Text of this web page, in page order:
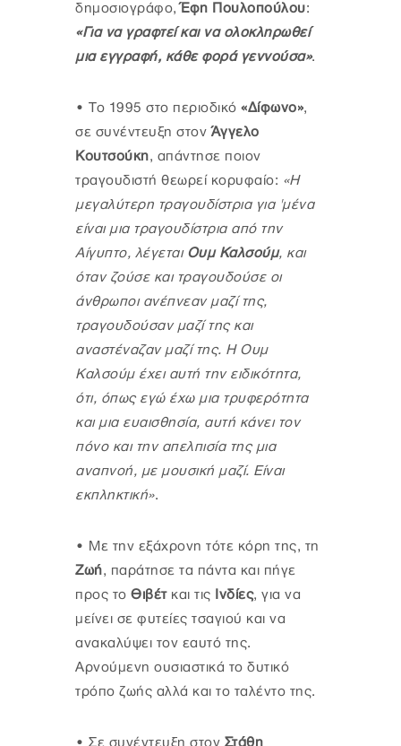
δημοσιογράφο,Έφη Πουλοπούλου:
«Για να γραφτεί και να ολοκληρωθεί
μια εγγραφή, κάθε φορά γεννούσα».
• Το 1995 στο περιοδικό «Δίφωνο»,
σε συνέντευξη στονΆγγελο
Κουτσούκη, απάντησε ποιον
τραγουδιστή θεωρεί κορυφαίο: «Η
μεγαλύτερη τραγουδίστρια για 'μένα
είναι μια τραγουδίστρια από την
Αίγυπτο, λέγεται Ουμ Καλσούμ, και
όταν ζούσε και τραγουδούσε οι
άνθρωποι ανέπνεαν μαζί της,
τραγουδούσαν μαζί της και
αναστέναζαν μαζί της. Η Ουμ
Καλσούμ έχει αυτή την ειδικότητα,
ότι, όπως εγώ έχω μια τρυφερότητα
και μια ευαισθησία, αυτή κάνει τον
πόνο και την απελπισία της μια
αναπνοή, με μουσική μαζί. Είναι
εκπληκτική».
• Με την εξάχρονη τότε κόρη της, τη
Ζωή, παράτησε τα πάντα και πήγε
προς το Θιβέτκαι τις Ινδίες, για να
μείνει σε φυτείες τσαγιού και να
ανακαλύψει τον εαυτό της.
Αρνούμενη ουσιαστικά το δυτικό
τρόπο ζωής αλλά και το ταλέντο της.
• Σε συνέντευξη στον Στάθη